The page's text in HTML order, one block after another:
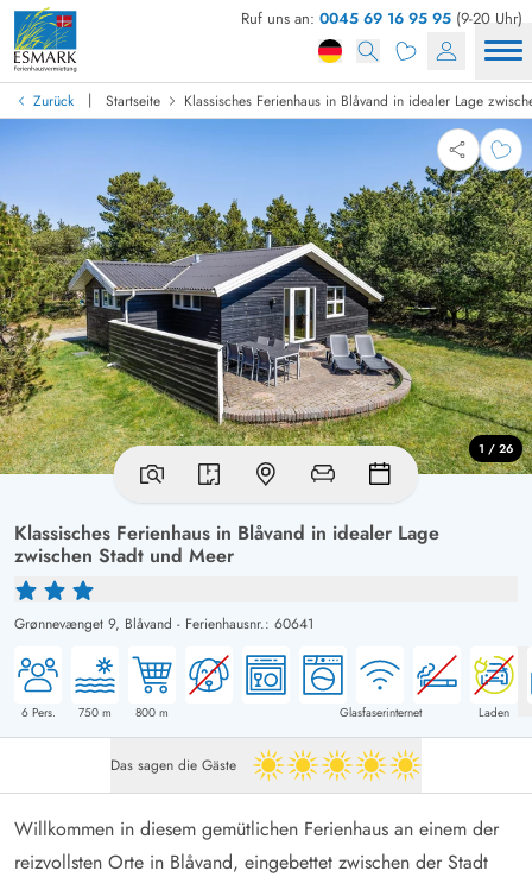
Ruf uns an: 0045 69 16 95 95 (9-20 Uhr)
Zurück | Startseite Klassisches Ferienhaus in Blåvand in idealer Lage
Klassisches Ferienhaus in Blåvand in idealer Lage
zwischen Stadt und Meer
Grønnevænget 9, Blåvand - Ferienhausnr.: 60641
6Pers. 750 m 800 m Glasfaserinternet Laden
1 / 26
Das sagen die Gäste 5 von 5
Willkommen in diesem gemütlichen Ferienhaus an einem der
reizvollsten Orte in Blåvand, eingebettet zwischen der Stadt